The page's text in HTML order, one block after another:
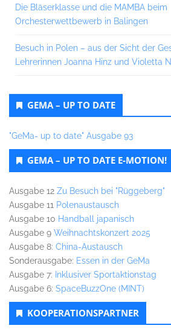
Die Bläserklasse und die MAMBA beim
Orchesterwettbewerb in Balingen
Besuch in Polen – aus der Sicht der
Lehrerinnen Joanna Hinz und Violetta
GEMA – UP TO DATE
"GeMa- up to date" Ausgabe 93
GEMA – UP TO DATE E-MOTION!
Ausgabe 12 Zu Besuch bei "Rüggeberg"
Ausgabe 11 Polenaustausch
Ausgabe 10 Handball japanisch
Ausgabe 9 Weihnachtskonzert 2025
Ausgabe 8: China-Austausch
Sonderausgabe: Essen in der GeMa
Ausgabe 7: Inklusiver Sportaktionstag
Ausgabe 6: SpaceBuzzOne (MINT)
KOOPERATIONSPARTNER